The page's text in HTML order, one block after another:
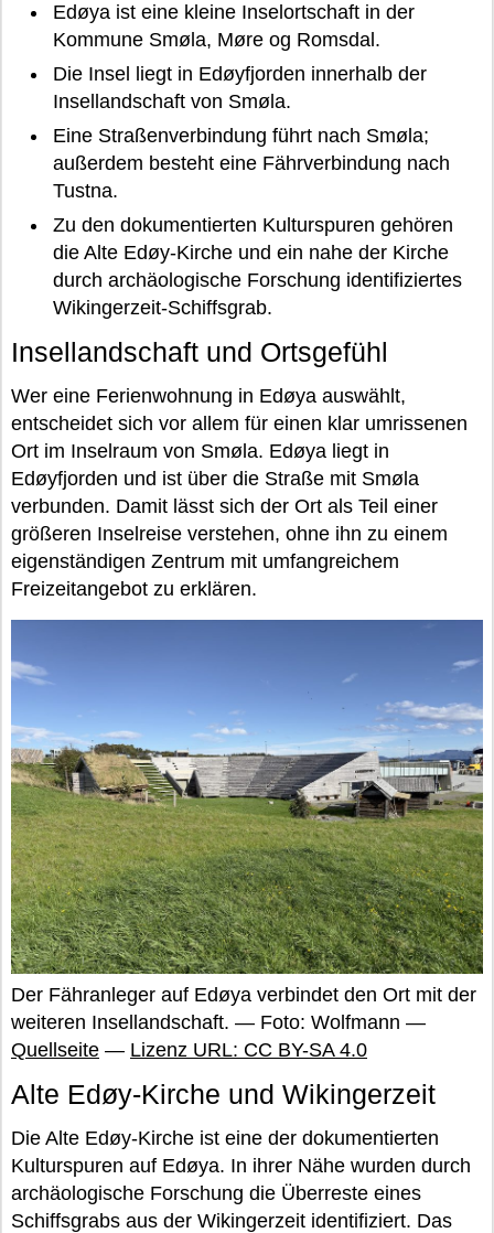
Edøya ist eine kleine Inselortschaft in der
Kommune Smøla, Møre og Romsdal.
Die Insel liegt in Edøyfjorden innerhalb der
Insellandschaft von Smøla.
Eine Straßenverbindung führt nach Smøla;
außerdem besteht eine Fährverbindung nach
Tustna.
Zu den dokumentierten Kulturspuren gehören
die Alte Edøy-Kirche und ein nahe der Kirche
durch archäologische Forschung identifiziertes
Wikingerzeit-Schiffsgrab.
Insellandschaft und Ortsgefühl
Wer eine Ferienwohnung in Edøya auswählt,
entscheidet sich vor allem für einen klar umrissenen
Ort im Inselraum von Smøla. Edøya liegt in
Edøyfjorden und ist über die Straße mit Smøla
verbunden. Damit lässt sich der Ort als Teil einer
größeren Inselreise verstehen, ohne ihn zu einem
eigenständigen Zentrum mit umfangreichem
Freizeitangebot zu erklären.
Der Fähranleger auf Edøya verbindet den Ort mit der
weiteren Insellandschaft. — Foto: Wolfmann —
Quellseite — Lizenz URL: CC BY-SA 4.0
Alte Edøy-Kirche und Wikingerzeit
Die Alte Edøy-Kirche ist eine der dokumentierten
Kulturspuren auf Edøya. In ihrer Nähe wurden durch
archäologische Forschung die Überreste eines
Schiffsgrabs aus der Wikingerzeit identifiziert. Das